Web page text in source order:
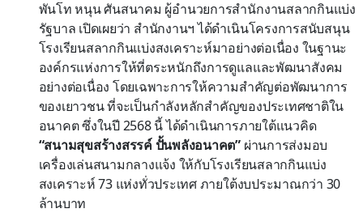
พันโท หนุน ศันสนาคม ผู้อำนวยการสำนักงานสลากกินแบ่ง
รัฐบาล เปิดเผยว่า สำนักงานฯ ได้ดำเนินโครงการสนับสนุน
โรงเรียนสลากกินแบ่งสงเคราะห์มาอย่างต่อเนื่อง ในฐานะ
องค์กรแห่งการให้ที่ตระหนักถึงการดูแลและพัฒนาสังคม
อย่างต่อเนื่อง โดยเฉพาะการให้ความสำคัญต่อพัฒนาการ
ของเยาวชน ที่จะเป็นกำลังหลักสำคัญของประเทศชาติใน
อนาคต ซึ่งในปี 2568 นี้ ได้ดำเนินการภายใต้แนวคิด
“สนามสุขสร้างสรรค์ ปั้นพลังอนาคต” ผ่านการส่งมอบ
เครื่องเล่นสนามกลางแจ้ง ให้กับโรงเรียนสลากกินแบ่ง
สงเคราะห์ 73 แห่งทั่วประเทศ ภายใต้งบประมาณกว่า 30
ล้านบาท